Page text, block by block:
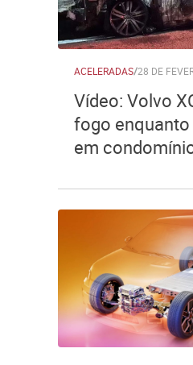
ACELERADAS/28 DE
Vídeo: Volvo
fogo
em